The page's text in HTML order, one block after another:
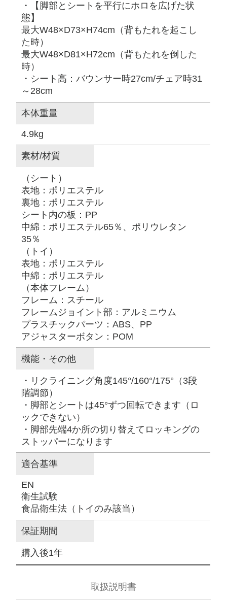
・【脚部とシートを平行にホロを広げた状
態】
最大W48×D73×H74cm（背もたれを起こし
た時）
最大W48×D81×H72cm（背もたれを倒した
時）
・シート高：バウンサー時27cm/チェア時31
～28cm
本体重量
4.9kg
素材/材質
（シート）
表地：ポリエステル
裏地：ポリエステル
シート内の板：PP
中綿：ポリエステル65％、ポリウレタン
35％
（トイ）
表地：ポリエステル
中綿：ポリエステル
（本体フレーム）
フレーム：スチール
フレームジョイント部：アルミニウム
プラスチックパーツ：ABS、PP
アジャスターボタン：POM
機能・その他
・リクライニング角度145°/160°/175°（3段
階調節）
・脚部とシートは45°ずつ回転できます（ロ
ックできない）
・脚部先端4か所の切り替えてロッキングの
ストッパーになります
適合基準
EN
衛生試験
食品衛生法（トイのみ該当）
保証期間
購入後1年
取扱説明書